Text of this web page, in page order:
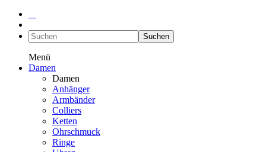
Suchen
Menü
Damen
Damen
Anhänger
Armbänder
Colliers
Ketten
Ohrschmuck
Ringe